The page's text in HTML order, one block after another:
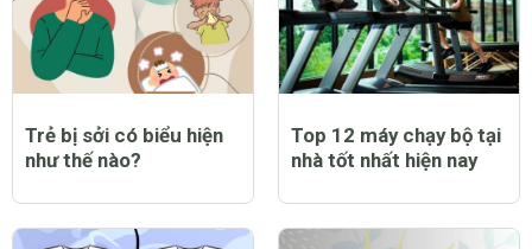
Trẻ bị sởi có biểu hiện
như thế nào?
Top 12 máy chạy bộ tại
nhà tốt nhất hiện nay